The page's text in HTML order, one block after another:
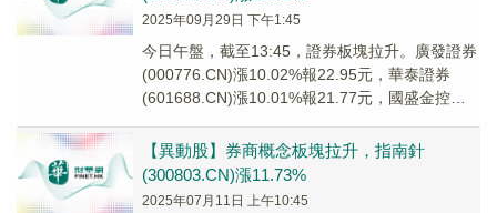
2025年09月29日 下午1:45
今日午盤，截至13:45，證券板塊拉升。廣發證券
(000776.CN)漲10.02%報22.95元，華泰證券
(601688.CN)漲10.01%報21.77元，國盛金控
【異動股】券商概念板塊拉升，指南針
(300803.CN)漲11.73%
2025年07月11日 上午10:45